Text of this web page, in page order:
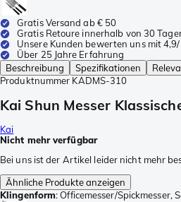
Gratis Versand ab € 50
Gratis Retoure innerhalb von 30
Unsere Kunden bewerten uns mit
Über 25 Jahre Erfahrung
Beschreibung
Spezifikationen
Produktnummer KADMS-310
Kai Shun Messer
Kai
Nicht mehr verfügbar
Bei uns ist der Artikel leider nicht mehr
Ähnliche Produkte anzeigen
Klingenform:Officemesser/Spickmesser,